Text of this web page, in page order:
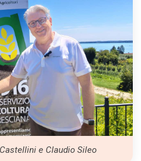
e Claudio Sileo